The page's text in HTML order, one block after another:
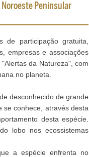
Peninsular
participação gratuita,
empresas e associações
da Natureza", com
no planeta.
desconhecido de grande
se conhece, através desta
desta espécie.
lobo nos ecossistemas
a espécie enfrenta no